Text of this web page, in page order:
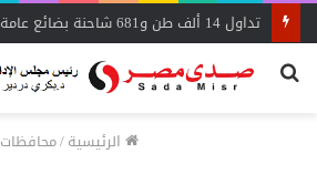
بحث
الرئيسية/محافظات